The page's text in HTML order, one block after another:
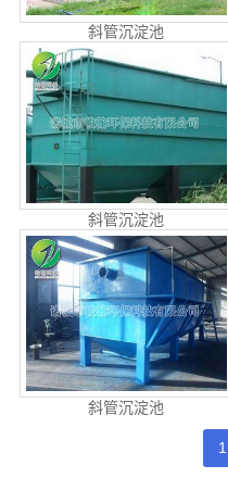
斜管沉淀池
斜管沉淀池
斜管沉淀池
1